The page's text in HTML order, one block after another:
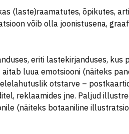
(laste)raamatutes, õpikutes,
võib olla joonistusena,
eriti lastekirjanduses, kus
luua emotsiooni (näiteks
otstarve –
reklaamides jne. Paljud
(näiteks botaaniline